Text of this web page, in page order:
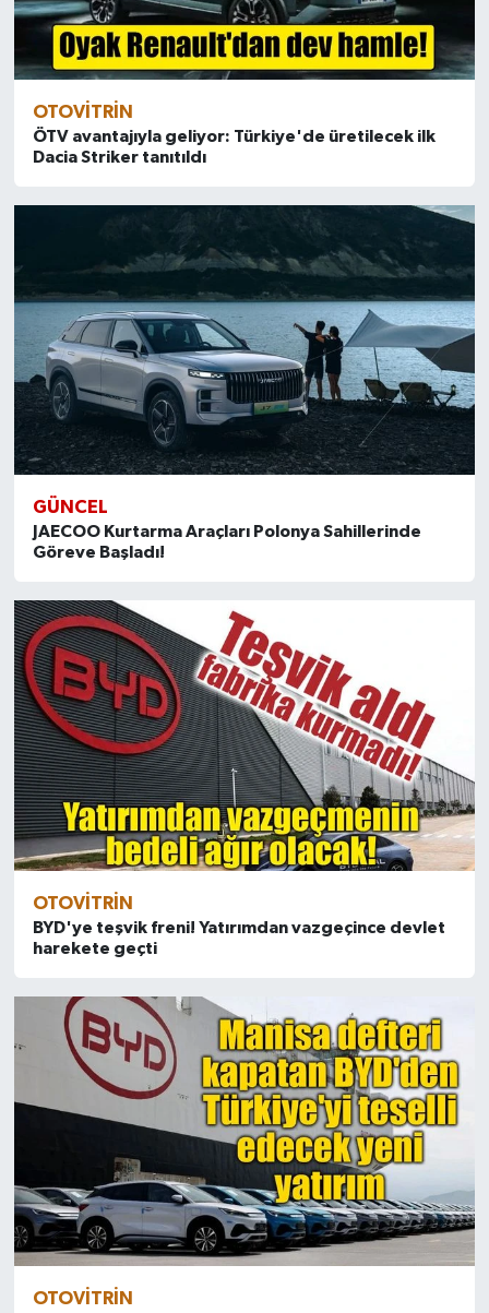
OTOVITRIN
ÖTV avantajıyla geliyor: Türkiye'de üretilecek ilk
Dacia Striker tanıtıldı
GÜNCEL
JAECOO Kurtarma Araçları Polonya Sahillerinde
Göreve Başladı!
OTOVITRIN
BYD'ye teşvik freni! Yatırımdan vazgeçince devlet
harekete geçti
OTOVITRIN